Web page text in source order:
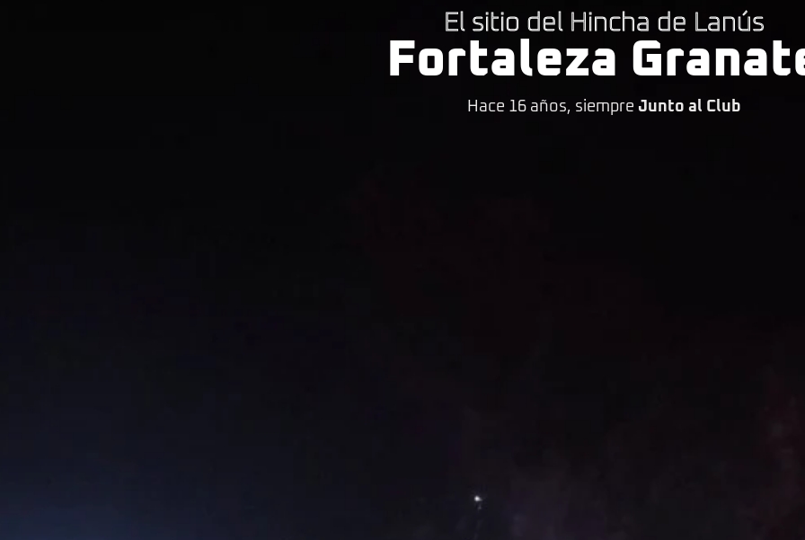
El sitio del Hincha de Lanús
Fortaleza
Hace 16 años, siempre Junto al Club